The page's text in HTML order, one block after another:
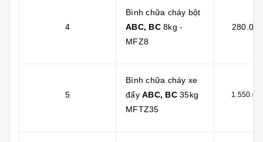
4
Bình chữa cháy bột
ABC, BC8kg -
MFZ8
5
Bình chữa cháy xe
đẩy ABC, BC 35kg
MFTZ35